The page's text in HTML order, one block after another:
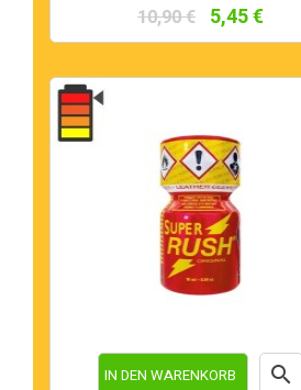
10,90 € 5,45 €
IN DEN WARENKORB 